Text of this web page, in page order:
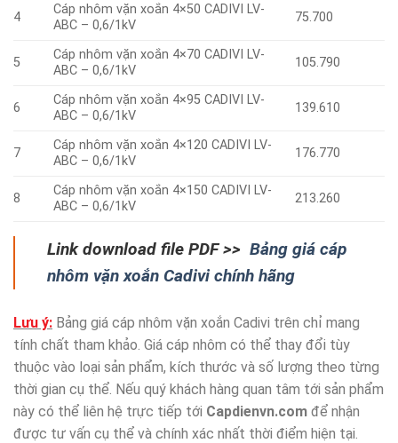
4
Cáp nhôm vặn xoắn 4×50 CADIVI LV-
ABC – 0,6/1kV
75.700
5
Cáp nhôm vặn xoắn 4×70 CADIVI LV-
ABC – 0,6/1kV
105.790
6
Cáp nhôm vặn xoắn 4×95 CADIVI LV-
ABC – 0,6/1kV
139.610
7
Cáp nhôm vặn xoắn 4×120 CADIVI LV-
ABC – 0,6/1kV
176.770
8
Cáp nhôm vặn xoắn 4×150 CADIVI LV-
ABC – 0,6/1kV
213.260
Link download file PDF >> Bảng giá cáp
nhôm vặn xoắn Cadivi chính hãng
Lưu ý: Bảng giá cáp nhôm vặn xoắn Cadivi trên chỉ mang
tính chất tham khảo. Giá cáp nhôm có thể thay đổi tùy
thuộc vào loại sản phẩm, kích thước và số lượng theo từng
thời gian cụ thể. Nếu quý khách hàng quan tâm tới sản phẩm
này có thể liên hệ trực tiếp tới Capdienvn.com để nhận
được tư vấn cụ thể và chính xác nhất thời điểm hiện tại.